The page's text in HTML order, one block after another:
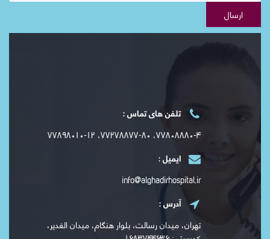
تلفن های تماس :
۷۷۸۰۸۸۸۰-۴، ۷۷۲۷۸۸۷۷-۸۰، ۷۷۸۹۸۰۱۰-۱۲
ایمیل :
info@alghadirhospital.ir
آدرس :
تهران، میدان رسالت، بلوار هنگام، میدان الغدیر،